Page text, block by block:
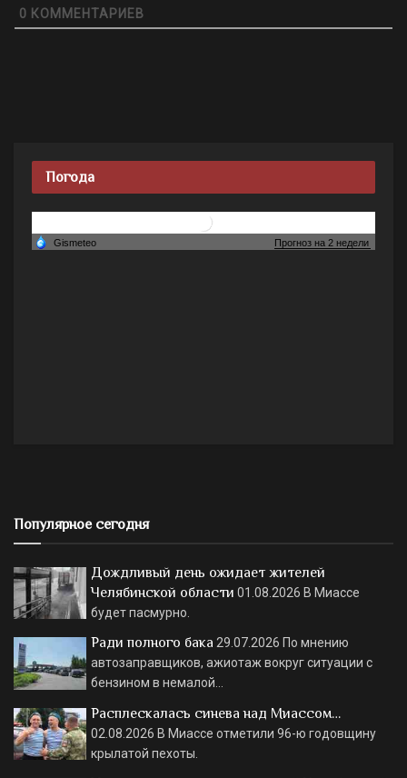
0 КОММЕНТАРИЕВ
Погода
Популярное сегодня
Дождливый день ожидает жителей
Челябинской области 01.08.2026 В Миассе
будет пасмурно.
Ради полного бака 29.07.2026 По мнению
автозаправщиков, ажиотаж вокруг ситуации с
бензином в немалой…
Расплескалась синева над Миассом…
02.08.2026 В Миассе отметили 96-ю годовщину
крылатой пехоты.